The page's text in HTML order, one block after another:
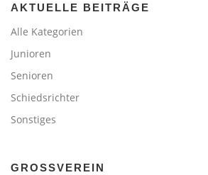
AKTUELLE BEITRÄGE
Alle Kategorien
Junioren
Senioren
Schiedsrichter
Sonstiges
GROSSVEREIN